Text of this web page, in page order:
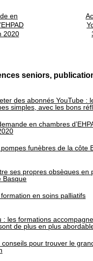
en
2020
seniors,
des abonnés YouTube :
simples, avec les bons
en chambres
pompes funèbres de la côte
ses propres obsèques en
Basque
formation en soins palliatifs
: les formations
de plus en plus
conseils pour trouver le